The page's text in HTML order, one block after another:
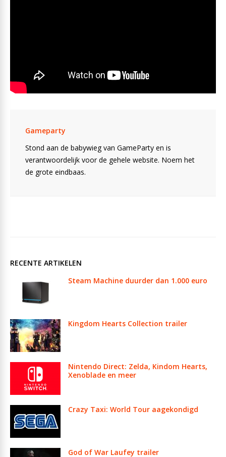
Gameparty
Stond aan de babywieg van GameParty en is
verantwoordelijk voor de gehele website. Noem het
de grote eindbaas.
RECENTE ARTIKELEN
Steam Machine duurder dan 1.000 euro
Kingdom Hearts Collection trailer
Nintendo Direct: Zelda, Kindom Hearts,
Xenoblade en meer
Crazy Taxi: World Tour aagekondigd
God of War Laufey trailer